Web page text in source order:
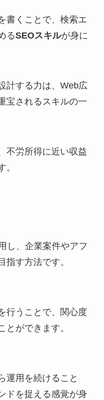
書くことで、検索エ
るSEOスキルが身に
計する力は、Web広
宝されるスキルの一
不労所得に近い収益
。
し、企業案件やアフ
指す方法です。
行うことで、関心度
とができます。
運用を続けること
ドを捉える感覚が身